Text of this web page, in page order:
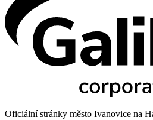
Oficiální stránky město Ivanovice na